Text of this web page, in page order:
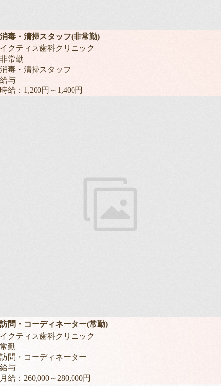
消毒・清掃スタッフ(非常勤)
イクティス歯科クリニック
非常勤
消毒・清掃スタッフ
給与
時給：1,200円～1,400円
訪問・コーディネーター(常勤)
イクティス歯科クリニック
常勤
訪問・コーディネーター
給与
月給：260,000～280,000円